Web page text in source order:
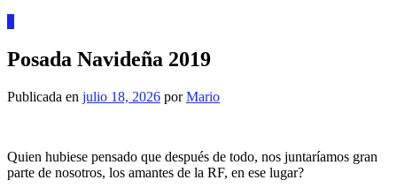
Posada Navideña 2019
Publicada en julio 18, 2026 porMario
Quien hubiese pensado que después de todo, nos juntaríamos gran
parte de nosotros, los amantes de la RF, en ese lugar?